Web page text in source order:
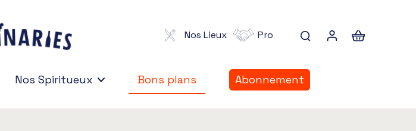
Nos Lieux Pro
Nos Spiritueux
Bons plans
Bons plans
Abonnement